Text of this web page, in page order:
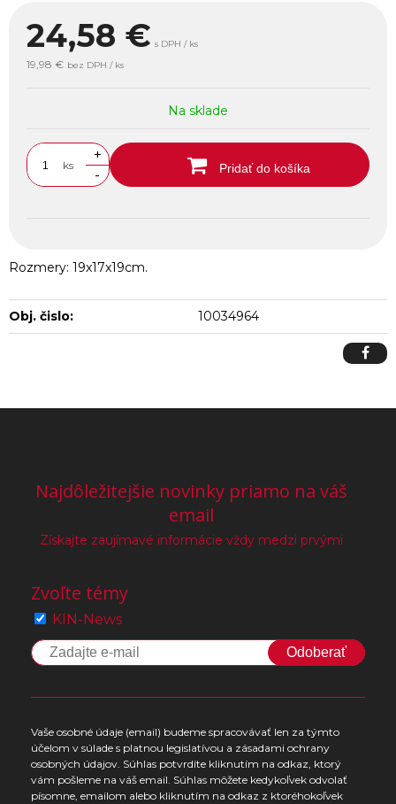
24,58 € s DPH / ks
19,98 € bez DPH / ks
Na sklade
ks
+
-
Pridať do košíka
Rozmery: 19x17x19cm.
Obj. čislo: 10034964
Najdôležitejšie novinky priamo na váš
email
Získajte zaujímavé informácie vždy medzi prvými
Zvoľte témy
KIN-News
Odoberať
Vaše osobné údaje (email) budeme spracovávať len za týmto
účelom v súlade s platnou legislatívou a zásadami ochrany
osobných údajov. Súhlas potvrdíte kliknutím na odkaz, ktorý
vám pošleme na váš email. Súhlas môžete kedykoľvek odvolať
písomne, emailom alebo kliknutím na odkaz z ktoréhokoľvek